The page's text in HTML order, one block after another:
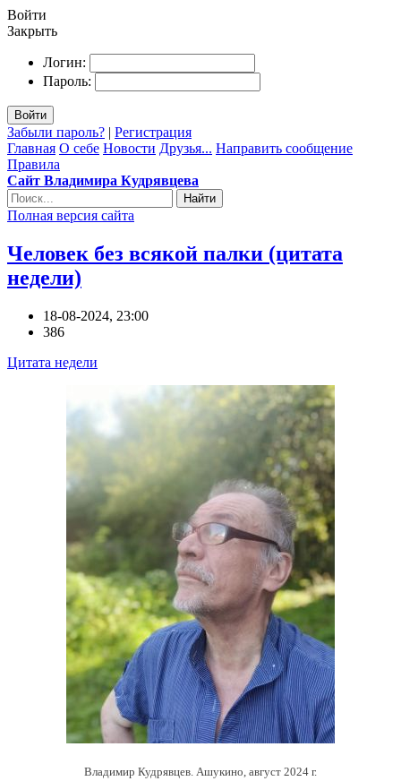
Войти
Закрыть
Логин:
Пароль:
Войти
Забыли пароль? | Регистрация
Главная О себе Новости Друзья... Направить сообщение
Правила
Сайт Владимира Кудрявцева
Найти
Полная версия сайта
Человек без всякой палки (цитата
недели)
18-08-2024, 23:00
386
Цитата недели
Владимир Кудрявцев. Ашукино, август 2024 г.